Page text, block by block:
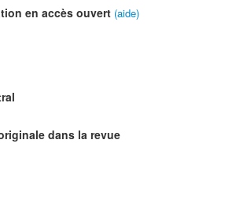
en accès ouvert (aide)
dans la revue